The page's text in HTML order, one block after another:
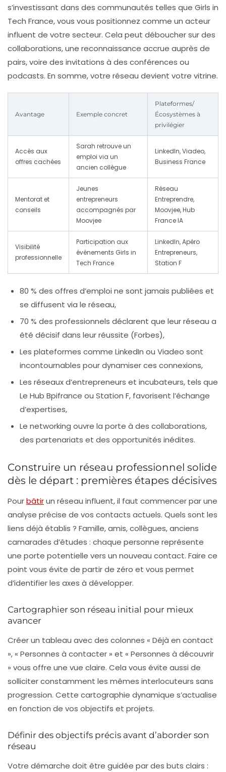
s’investissant dans des communautés telles que Girls in
Tech France, vous vous positionnez comme un acteur
influent de votre secteur. Cela peut déboucher sur des
collaborations, une reconnaissance accrue auprès de
pairs, voire des invitations à des conférences ou
podcasts. En somme, votre réseau devient votre vitrine.
Avantage Exemple concret
Plateformes/
Écosystèmes à
privilégier
Accès aux
offres cachées
Sarah retrouve un
emploi via un
ancien collègue
LinkedIn, Viadeo,
Business France
Mentorat et
conseils
Jeunes
entrepreneurs
accompagnés par
Moovjee
Réseau
Entreprendre,
Moovjee, Hub
France IA
Visibilité
professionnelle
Participation aux
événements Girls in
Tech France
LinkedIn, Apéro
Entrepreneurs,
Station F
80 % des offres d’emploi ne sont jamais publiées et
se diffusent via le réseau,
70 % des professionnels déclarent que leur réseau a
été décisif dans leur réussite (Forbes),
Les plateformes comme LinkedIn ou Viadeo sont
incontournables pour dynamiser ces connexions,
Les réseaux d’entrepreneurs et incubateurs, tels que
Le Hub Bpifrance ou Station F, favorisent l’échange
d’expertises,
Le networking ouvre la porte à des collaborations,
des partenariats et des opportunités inédites.
Construire un réseau professionnel solide
dès le départ : premières étapes décisives
Pourbâtirun réseau influent, il faut commencer par une
analyse précise de vos contacts actuels. Quels sont les
liens déjà établis ? Famille, amis, collègues, anciens
camarades d’études : chaque personne représente
une porte potentielle vers un nouveau contact. Faire ce
point vous évite de partir de zéro et vous permet
d’identifier les axes à développer.
Cartographier son réseau initial pour mieux
avancer
Créer un tableau avec des colonnes « Déjà en contact
», « Personnes à contacter » et « Personnes à découvrir
» vous offre une vue claire. Cela vous évite aussi de
solliciter constamment les mêmes interlocuteurs sans
progression. Cette cartographie dynamique s’actualise
en fonction de vos objectifs et projets.
Définir des objectifs précis avant d’aborder son
réseau
Votre démarche doit être guidée par des buts clairs :